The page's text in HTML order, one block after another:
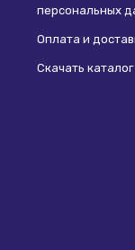
персональных
Оплата и
Скачать каталог